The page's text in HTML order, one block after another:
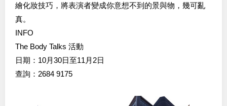
繪化妝技巧，將表演者變成你意想不到的景與物，幾可亂
真。
INFO
The Body Talks 活動
日期：10月30日至11月2日
查詢：2684 9175